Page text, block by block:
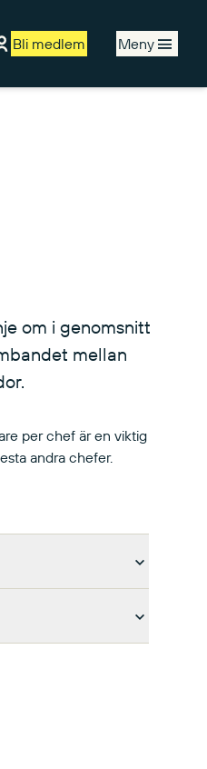
Bli medlem Meny
om i genomsnitt
mellan
per chef är en viktig
andra chefer.